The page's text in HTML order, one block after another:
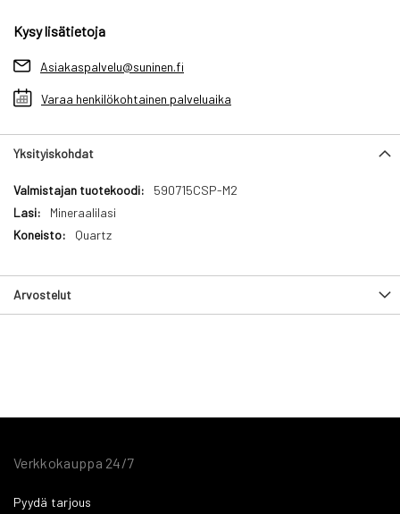
Kysy lisätietoja
Asiakaspalvelu@suninen.fi
Varaa henkilökohtainen palveluaika
Yksityiskohdat
Yksityiskohdat
590715CSP-M2
Mineraalilasi
Quartz
Arvostelut
Verkkokauppa 24/7
Pyydä tarjous